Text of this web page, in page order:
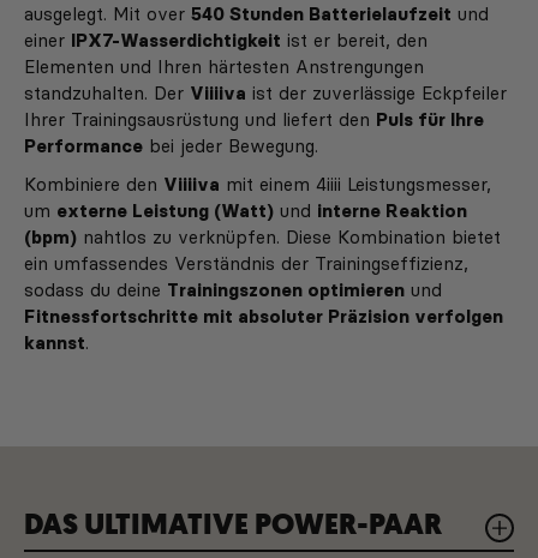
ausgelegt. Mit over 540 Stunden Batterielaufzeit und
einer IPX7-Wasserdichtigkeit ist er bereit, den
Elementen und Ihren härtesten Anstrengungen
standzuhalten. Der Viiiiva ist der zuverlässige Eckpfeiler
Ihrer Trainingsausrüstung und liefert den Puls für Ihre
Performance bei jeder Bewegung.
Kombiniere den Viiiiva mit einem 4iiii Leistungsmesser,
um externe Leistung (Watt) und interne Reaktion
(bpm) nahtlos zu verknüpfen. Diese Kombination bietet
ein umfassendes Verständnis der Trainingseffizienz,
sodass du deine Trainingszonen optimieren und
Fitnessfortschritte mit absoluter Präzision verfolgen
kannst.
DAS ULTIMATIVE POWER-PAAR